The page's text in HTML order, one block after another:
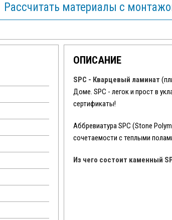
Рассчитать материалы с
ОПИСАНИЕ
SPC - Кварцевый ламинат
Доме. SPC - легок и прост в
сертификаты!
Аббревиатура SPC (Stone
сочетаемости с теплыми
Из чего состоит каменный